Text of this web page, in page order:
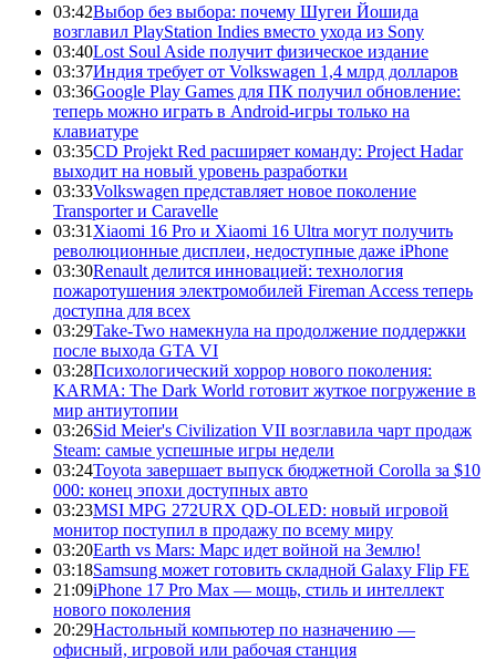
03:42Выбор без выбора: почему Шугеи Йошида
возглавил PlayStation Indies вместо ухода из Sony
03:40Lost Soul Aside получит физическое издание
03:37Индия требует от Volkswagen 1,4 млрд долларов
03:36Google Play Games для ПК получил обновление:
теперь можно играть в Android-игры только на
клавиатуре
03:35CD Projekt Red расширяет команду: Project Hadar
выходит на новый уровень разработки
03:33Volkswagen представляет новое поколение
Transporter и Caravelle
03:31 Xiaomi 16 Pro и Xiaomi 16 Ultra могут получить
революционные дисплеи, недоступные даже iPhone
03:30Renault делится инновацией: технология
пожаротушения электромобилей Fireman Access теперь
доступна для всех
03:29Take-Two намекнула на продолжение поддержки
после выхода GTA VI
03:28Психологический хоррор нового поколения:
KARMA: The Dark World готовит жуткое погружение в
мир антиутопии
03:26Sid Meier's Civilization VII возглавила чарт продаж
Steam: самые успешные игры недели
03:24Toyota завершает выпуск бюджетной Corolla за $10
000: конец эпохи доступных авто
03:23MSI MPG 272URX QD-OLED: новый игровой
монитор поступил в продажу по всему миру
03:20Earth vs Mars: Марс идет войной на Землю!
03:18Samsung может готовить складной Galaxy Flip FE
21:09iPhone 17 Pro Max — мощь, стиль и интеллект
нового поколения
20:29Настольный компьютер по назначению —
офисный, игровой или рабочая станция